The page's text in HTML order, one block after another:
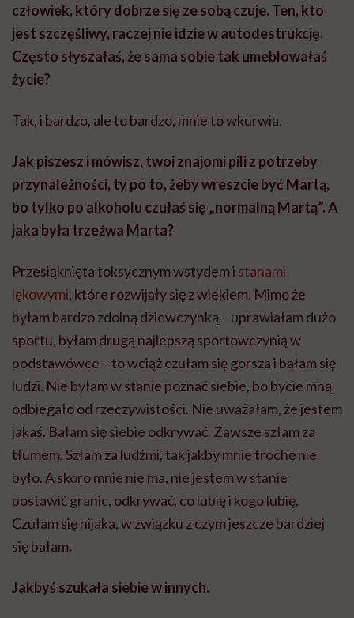
człowiek, który dobrze się ze sobą czuje. Ten, kto
jest szczęśliwy, raczej nie idzie w autodestrukcję.
Często słyszałaś, że sama sobie tak umeblowałaś
życie?
Tak, i bardzo, ale to bardzo, mnie to wkurwia.
Jak piszesz i mówisz, twoi znajomi pili z potrzeby
przynależności, ty po to, żeby wreszcie być Martą,
bo tylko po alkoholu czułaś się „normalną Martą”. A
jaka była trzeźwa Marta?
Przesiąknięta toksycznym wstydem i stanami
lękowymi, które rozwijały się z wiekiem. Mimo że
byłam bardzo zdolną dziewczynką – uprawiałam dużo
sportu, byłam drugą najlepszą sportowczynią w
podstawówce – to wciąż czułam się gorsza i bałam się
ludzi. Nie byłam w stanie poznać siebie, bo bycie mną
odbiegało od rzeczywistości. Nie uważałam, że jestem
jakaś. Bałam się siebie odkrywać. Zawsze szłam za
tłumem. Szłam za ludźmi, tak jakby mnie trochę nie
było. A skoro mnie nie ma, nie jestem w stanie
postawić granic, odkrywać, co lubię i kogo lubię.
Czułam się nijaka, w związku z czym jeszcze bardziej
się bałam.
Jakbyś szukała siebie w innych.